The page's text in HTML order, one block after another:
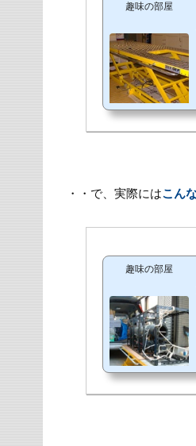
趣味の部屋
・・で、実際にはこん
趣味の部屋